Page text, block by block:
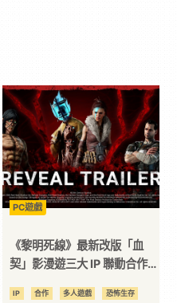
PC遊戲
《黎明死線》最新改版「血
契」影漫遊三大 IP 聯動合作正
IP 合作 多人遊戲 恐怖生存